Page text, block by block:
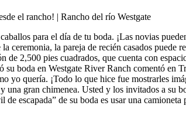
para el día de tu boda. ¡Las novias
ceremonia, la pareja de recién casados puede
2,500 pies cuadrados, que cuenta con
su boda en Westgate River Ranch comentó en
quería. ¡Todo lo que hice fue mostrarles
una gran chimenea. Usted y los invitados a su
escapada” de su boda es usar una